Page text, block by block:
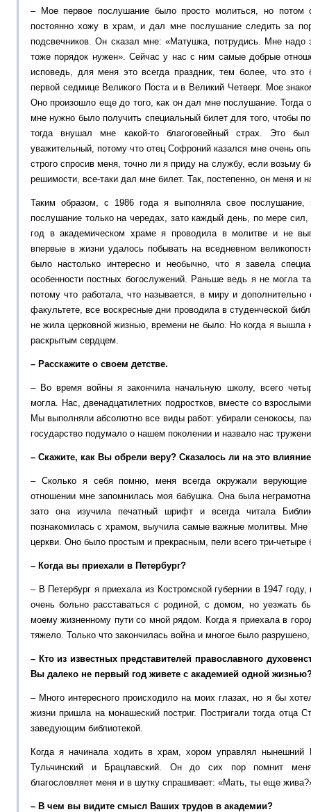
– Мое первое послушание было просто молиться, но потом
постоянно хожу в храм, и дал мне послушание следить за
подсвечников. Он сказал мне: «Матушка, потрудись. Мне надо
тоже порядок нужен». Сейчас у нас с ним самые добрые
исповедь, для меня это всегда праздник, тем более, что это
первой седмице Великого Поста и в Великий Четверг. Мое
Оно произошло еще до того, как он дал мне послушание.
мне нужно было получить специальный билет для того, чтобы
тогда внушал мне какой-то благоговейный страх. Это
уважительный, потому что отец Софроний казался мне очень
строго спросив меня, точно ли я приду на службу, если возьму
решимости, все-таки дал мне билет. Так, постепенно, он меня и
Таким образом, с 1986 года я выполняла свое
послушание только на чередах, зато каждый день, по мере
год в академическом храме я проводила в молитве и не
впервые в жизни удалось побывать на вседневном
было настолько интересно и необычно, что я завела
особенности постных богослужений. Раньше ведь я не могла
потому что работала, что называется, в миру и
факультете, все воскресные дни проводила в студенческой
не жила церковной жизнью, времени не было. Но когда я вышла
раскрытым сердцем.
– Расскажите о своем детстве.
– Во время войны я закончила начальную школу, всего
могла. Нас, двенадцатилетних подростков, вместе со
Мы выполняли абсолютно все виды работ: убирали сенокосы,
государство подумало о нашем поколении и назвало нас
– Скажите, как Вы обрели веру? Сказалось ли на это
– Сколько я себя помню, меня всегда окружали
отношении мне запомнилась моя бабушка. Она была
зато она изучила печатный шрифт и всегда читала
познакомилась с храмом, выучила самые важные молитвы. Мне
церкви. Оно было простым и прекрасным, пели всего три-четыре
– Когда вы приехали в Петербург?
– В Петербург я приехала из Костромской губернии в 1947
очень больно расставаться с родиной, с домом, но уезжать
моему жизненному пути со мной рядом. Когда я приехала в
тяжело. Только что закончилась война и многое было
– Кто из известных представителей православного
Вы далеко не первый год живете с академией одной
– Много интересного происходило на моих глазах, но я бы
жизни пришла на монашеский постриг. Постригали тогда отца
заведующим библиотекой.
Когда я начинала ходить в храм, хором управлял нынешний
Тульчинский и Брацлавский. Он до сих пор помнит
благословляет меня и в шутку спрашивает: «Мать, ты еще
– В чем вы видите смысл Ваших трудов в академии?